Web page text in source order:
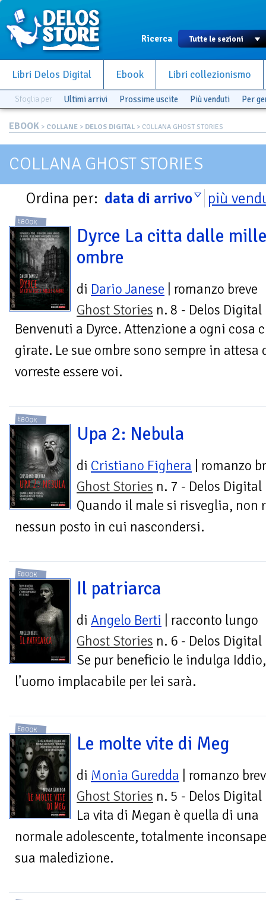
Ricerca
Libri Delos Digital Ebook Libri collezionismo
Sfoglia per Ultimi arrivi Prossime uscite Più venduti Per
EBOOK > COLLANE > DELOS DIGITAL > COLLANA GHOST STORIES
COLLANA GHOST STORIES
Ordina per: data di arrivo più
EBOOK
Dyrce La citta dalle
ombre
di Dario Janese | romanzo breve
Ghost Stories n. 8 - Delos Digital
Benvenuti a Dyrce. Attenzione a ogni cosa
girate. Le sue ombre sono sempre in
vorreste essere voi.
EBOOK
Upa 2: Nebula
di Cristiano Fighera | romanzo
Ghost Stories n. 7 - Delos Digital
Quando il male si risveglia, non
nessun posto in cui nascondersi.
EBOOK
Il patriarca
di Angelo Berti | racconto lungo
Ghost Stories n. 6 - Delos Digital
Se pur beneficio le indulga Iddio,
l’uomo implacabile per lei sarà.
EBOOK
Le molte vite di Meg
di Monia Guredda | romanzo
Ghost Stories n. 5 - Delos Digital
La vita di Megan è quella di una
normale adolescente, totalmente
sua maledizione.